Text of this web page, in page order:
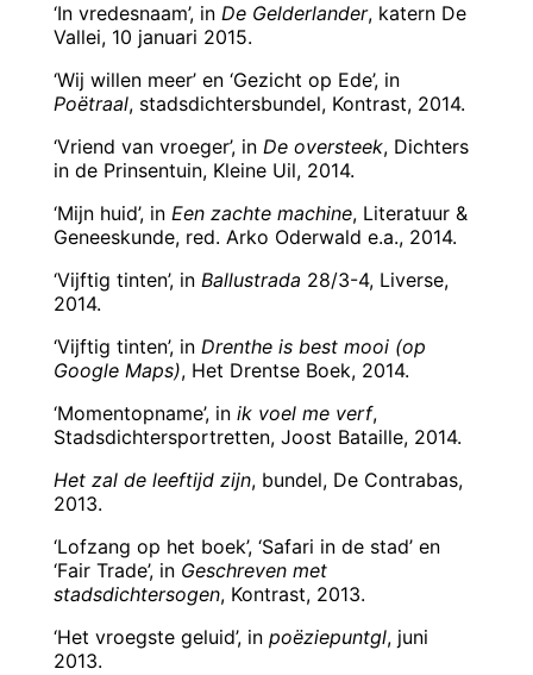
‘In vredesnaam’, in De Gelderlander, katern De
Vallei, 10 januari 2015.
‘Wij willen meer’ en ‘Gezicht op Ede’, in
Poëtraal, stadsdichtersbundel, Kontrast, 2014.
‘Vriend van vroeger’, in De oversteek, Dichters
in de Prinsentuin, Kleine Uil, 2014.
‘Mijn huid’, in Een zachte machine, Literatuur &
Geneeskunde, red. Arko Oderwald e.a., 2014.
‘Vijftig tinten’, in Ballustrada 28/3-4, Liverse,
2014.
‘Vijftig tinten’, in Drenthe is best mooi (op
Google Maps), Het Drentse Boek, 2014.
‘Momentopname’, in ik voel me verf,
Stadsdichtersportretten, Joost Bataille, 2014.
Het zal de leeftijd zijn, bundel, De Contrabas,
2013.
‘Lofzang op het boek’, ‘Safari in de stad’ en
‘Fair Trade’, in Geschreven met
stadsdichtersogen, Kontrast, 2013.
‘Het vroegste geluid’, in poëziepuntgl, juni
2013.